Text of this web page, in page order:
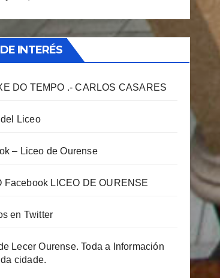
INTERÉS
DO TEMPO .- CARLOS CASARES
Liceo
– Liceo de Ourense
Facebook LICEO DE OURENSE
en Twitter
Lecer Ourense. Toda a Información
cidade.